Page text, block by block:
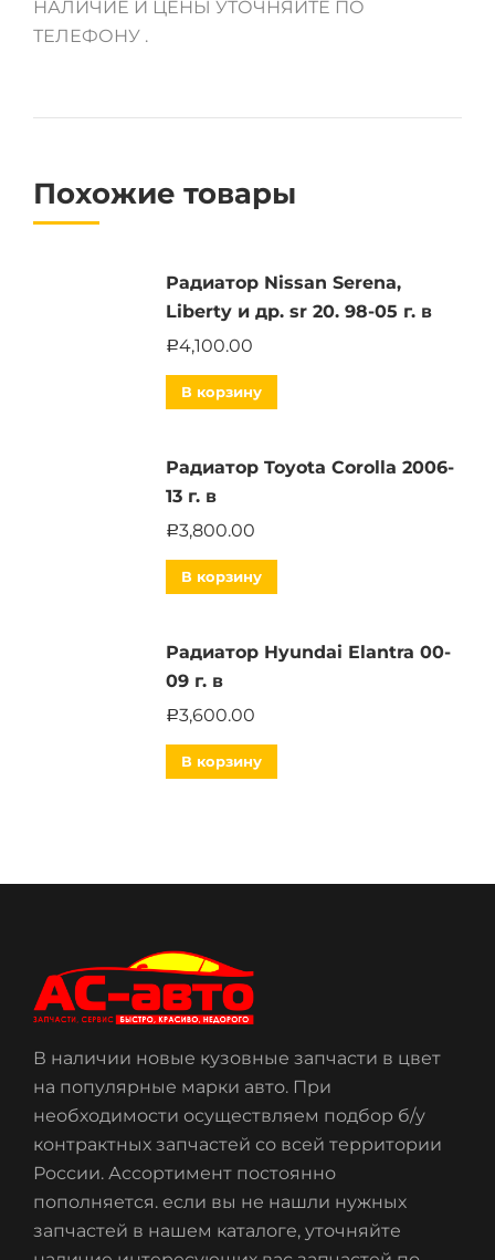
НАЛИЧИЕ И ЦЕНЫ УТОЧНЯЙТЕ ПО
ТЕЛЕФОНУ .
Похожие товары
Радиатор Nissan Serena,
Liberty и др. sr 20. 98-05 г. в
Р4,100.00
В корзину
Радиатор Toyota Corolla 2006-
13 г. в
Р3,800.00
В корзину
Радиатор Hyundai Elantra 00-
09 г. в
Р3,600.00
В корзину
В наличии новые кузовные запчасти в цвет
на популярные марки авто. При
необходимости осуществляем подбор б/у
контрактных запчастей со всей территории
России. Ассортимент постоянно
пополняется. если вы не нашли нужных
запчастей в нашем каталоге, уточняйте